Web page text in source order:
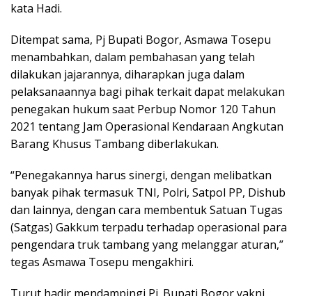
kata Hadi.
Ditempat sama, Pj Bupati Bogor, Asmawa Tosepu
menambahkan, dalam pembahasan yang telah
dilakukan jajarannya, diharapkan juga dalam
pelaksanaannya bagi pihak terkait dapat melakukan
penegakan hukum saat Perbup Nomor 120 Tahun
2021 tentang Jam Operasional Kendaraan Angkutan
Barang Khusus Tambang diberlakukan.
“Penegakannya harus sinergi, dengan melibatkan
banyak pihak termasuk TNI, Polri, Satpol PP, Dishub
dan lainnya, dengan cara membentuk Satuan Tugas
(Satgas) Gakkum terpadu terhadap operasional para
pengendara truk tambang yang melanggar aturan,”
tegas Asmawa Tosepu mengakhiri.